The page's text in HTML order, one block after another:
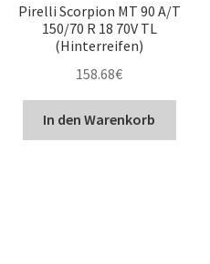
Pirelli Scorpion MT 90 A/T
150/70 R 18 70V TL
(Hinterreifen)
158.68€
In den Warenkorb